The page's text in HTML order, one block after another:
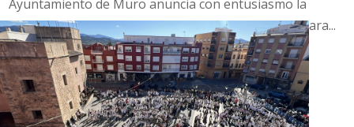
Ayuntamiento de Muro anuncia con entusiasmo la
celebración del Carnaval 2025, una cita ineludible para...